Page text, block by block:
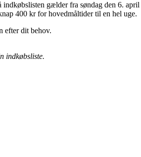
gælder fra søndag den 6.
400 kr for hovedmåltider til en hel uge.
efter dit behov.
indkøbsliste.